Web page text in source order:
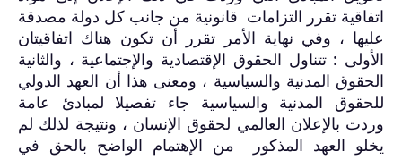
اتفاقية تقرر التزامات قانونية من جانب كل دولة مصدقة
عليها ، وفي نهاية الأمر تقرر أن تكون هناك اتفاقيتان
الأولى : تتناول الحقوق الإقتصادية والإجتماعية ، والثانية
الحقوق المدنية والسياسية ، ومعنى هذا أن العهد الدولي
للحقوق المدنية والسياسية جاء تفصيلا لمبادئ عامة
وردت بالإعلان العالمي لحقوق الإنسان ، ونتيجة لذلك لم
يخلو العهد المذكور من الإهتمام الواضح بالحق في